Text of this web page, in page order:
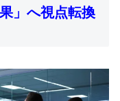
」へ視点転換